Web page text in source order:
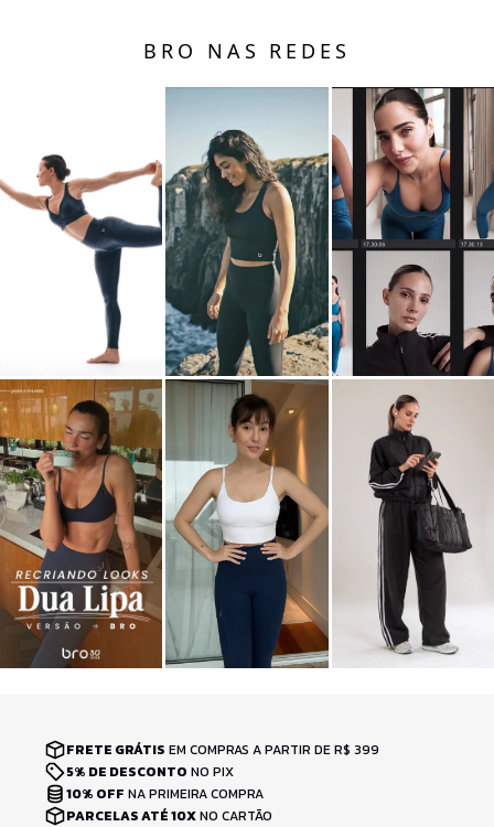
BRO NAS REDES
FRETE GRÁTIS EM COMPRAS A PARTIR DE R$ 399
5% DE DESCONTO NO PIX
10% OFF NA PRIMEIRA COMPRA
PARCELAS ATÉ 10XNO CARTÃO